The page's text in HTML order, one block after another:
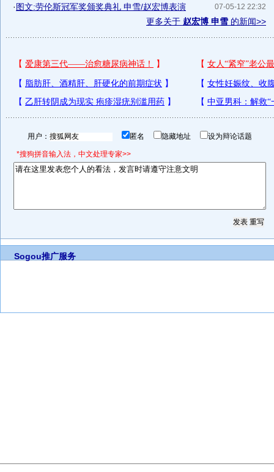
07-05-12 22:32
·图文:劳伦斯冠军奖颁奖典礼 申雪/赵宏博表演
更多关于 赵宏博 申雪 的新闻>>
用户： 匿名 隐藏地址 设为辩论话题
*搜狗拼音输入法，中文处理专家>>
Sogou推广服务